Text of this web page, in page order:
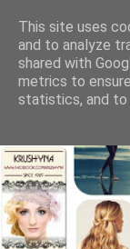
This site uses
and to analyze
shared with
metrics to
statistics, and to